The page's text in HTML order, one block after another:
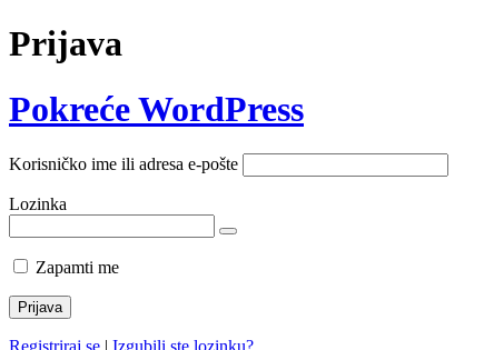
Prijava
Pokreće WordPress
Korisničko ime ili adresa e-pošte
Lozinka
Zapamti me